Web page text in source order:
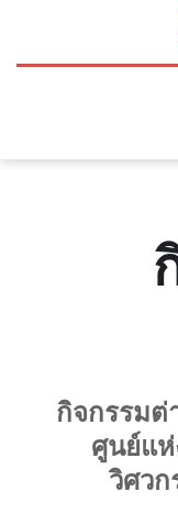
กิจกรรมต่
ศูนย์แห่
วิศวก